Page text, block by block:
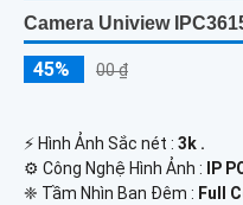
Camera Uniview
45% 00 ₫
️⚡ Hình Ảnh Sắc nét : 3k .
⚙ Công Nghệ Hình Ảnh :
IP
❈ Tầm Nhìn Ban Đêm : Full